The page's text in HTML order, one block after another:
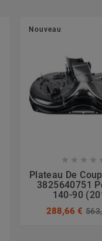
Nouveau
   
Plateau De
3825640751
140-90
288,66 €